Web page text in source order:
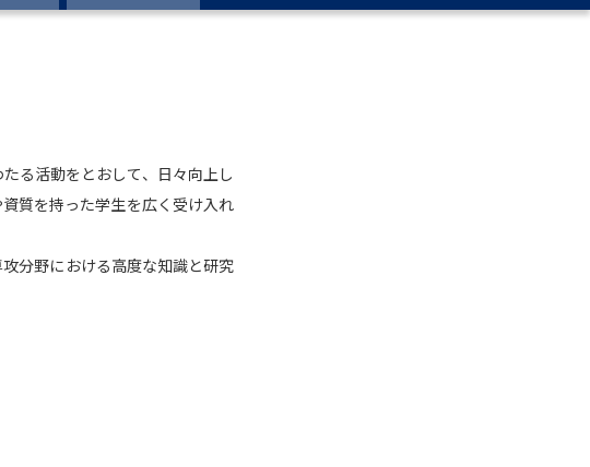
徴を調べる
（高2生用）
る活動をとおして、日々向上し
質を持った学生を広く受け入れ
分野における高度な知識と研究